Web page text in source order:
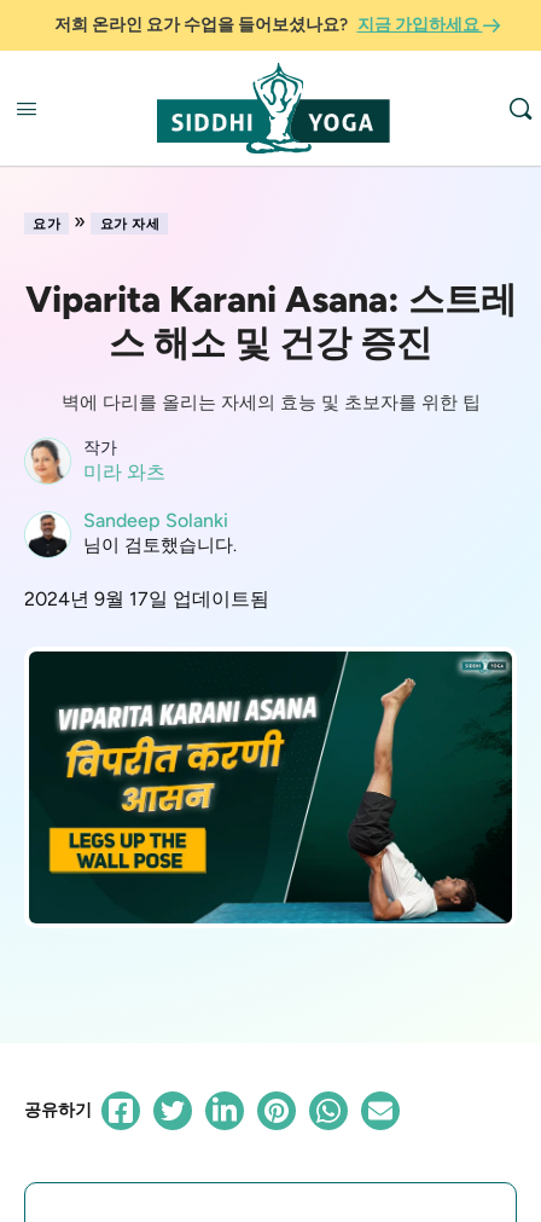
저희 온라인 요가 수업을 들어보셨나요? 지금 가입하세요
요가 » 요가 자세
Viparita Karani Asana: 스트레
스 해소 및 건강 증진
벽에 다리를 올리는 자세의 효능 및 초보자를 위한 팁
작가
미라 와츠
Sandeep Solanki
님이 검토했습니다.
2024년 9월 17일 업데이트됨
공유하기